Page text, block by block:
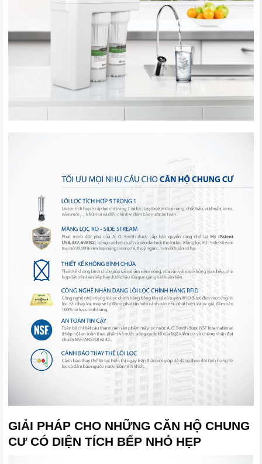
GIẢI PHÁP CHO NHỮNG CĂN HỘ CHUNG
CƯ CÓ DIỆN TÍCH BẾP NHỎ HẸP